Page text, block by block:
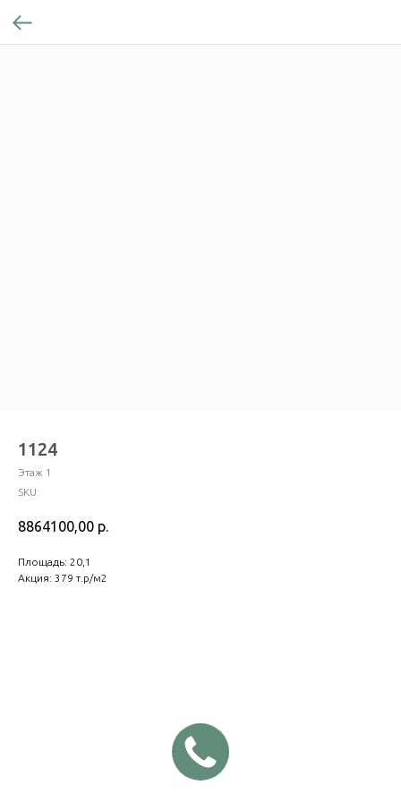
1124
Этаж 1
SKU:
8864100,00 р.
Площадь: 20,1
Акция: 379 т.р/м2